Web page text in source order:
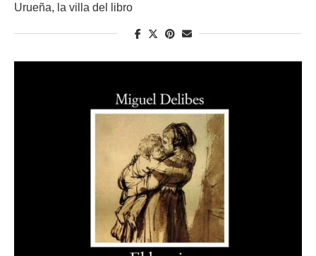
Urueña, la villa del libro